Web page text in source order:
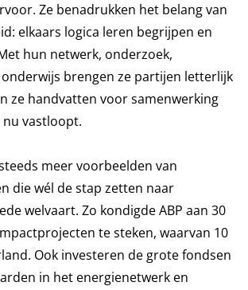
Ze benadrukken het belang van
elkaars logica leren begrijpen en
hun netwerk, onderzoek,
brengen ze partijen letterlijk
ze handvatten voor samenwerking
vastloopt.
meer voorbeelden van
die wél de stap zetten naar
welvaart. Zo kondigde ABP aan 30
te steken, waarvan 10
Ook investeren de grote fondsen
in het energienetwerk en